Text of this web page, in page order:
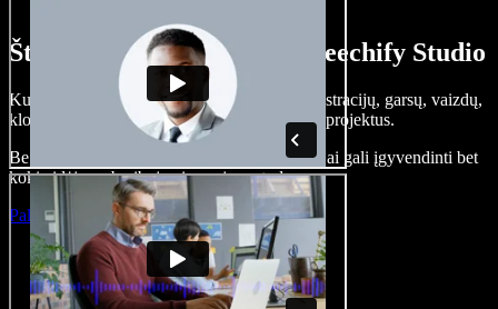
Štai ką galite nuveikti su Speechify Studio
Kurkite įgarsinimus, pridėkite nemokamų iliustracijų, garsų, vaizdų,
klonuokite balsą – kurkite pilnus, įspūdingus projektus.
Be jokių mokymų ir viskas naršyklėje – kūrėjai gali įgyvendinti bet
kokią idėją, neberibojami senųjų metodų.
Paleisti studiją